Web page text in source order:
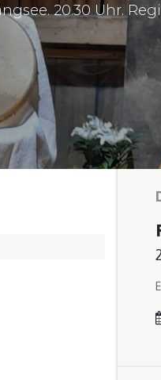
20.30 Uhr.